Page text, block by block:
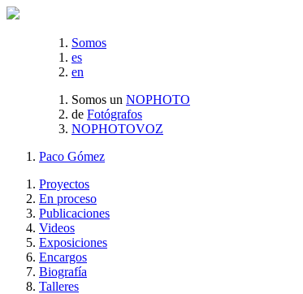
Somos
es
en
Somos un NOPHOTO
de Fotógrafos
NOPHOTOVOZ
Paco Gómez
Proyectos
En proceso
Publicaciones
Videos
Exposiciones
Encargos
Biografía
Talleres